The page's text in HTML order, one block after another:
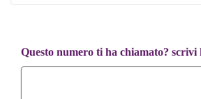
Questo numero ti ha chiamato? scrivi